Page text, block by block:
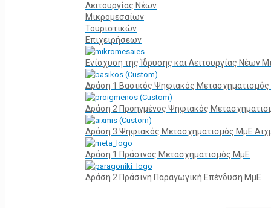
Λειτουργίας Νέων
Μικρομεσαίων
Τουριστικών
Επιχειρήσεων
Ενίσχυση της Ίδρυσης και Λειτουργίας Νέων
Δράση 1 Βασικός Ψηφιακός
Δράση 2 Προηγμένος Ψηφιακός
Δράση 3 Ψηφιακός Μετασχηματισμός ΜμΕ
Δράση 1 Πράσινος Μετασχηματισμός ΜμΕ
Δράση 2 Πράσινη Παραγωγική Επένδυση ΜμΕ